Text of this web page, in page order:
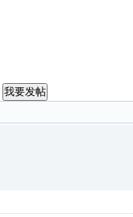
我要发帖